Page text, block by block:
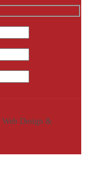
Design &